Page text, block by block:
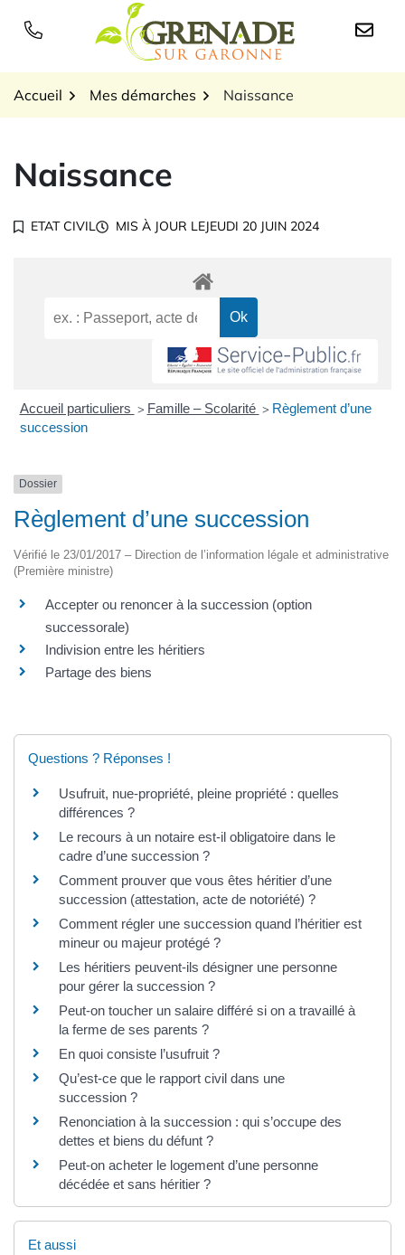
Logo Grenade sur
Accueil Mes démarches Naissance
Naissance
ETAT CIVIL MIS À JOUR LEJEUDI 20 JUIN 2024
Accueil particuliers > Famille – Scolarité > Règlement d’une
succession
Dossier
Règlement d’une succession
Vérifié le 23/01/2017 – Direction de l’information légale et administrative
(Première ministre)
Accepter ou renoncer à la succession (option
successorale)
Indivision entre les héritiers
Partage des biens
Questions ? Réponses !
Usufruit, nue-propriété, pleine propriété : quelles
différences ?
Le recours à un notaire est-il obligatoire dans le
cadre d’une succession ?
Comment prouver que vous êtes héritier d’une
succession (attestation, acte de notoriété) ?
Comment régler une succession quand l’héritier est
mineur ou majeur protégé ?
Les héritiers peuvent-ils désigner une personne
pour gérer la succession ?
Peut-on toucher un salaire différé si on a travaillé à
la ferme de ses parents ?
En quoi consiste l’usufruit ?
Qu’est-ce que le rapport civil dans une
succession ?
Renonciation à la succession : qui s’occupe des
dettes et biens du défunt ?
Peut-on acheter le logement d’une personne
décédée et sans héritier ?
Et aussi